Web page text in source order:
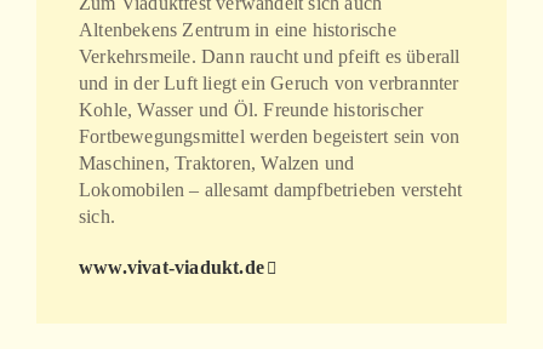
Altenbekens Zentrum in eine historische
Verkehrsmeile. Dann raucht und pfeift es überall
und in der Luft liegt ein Geruch von verbrannter
Kohle, Wasser und Öl. Freunde historischer
Fortbewegungsmittel werden begeistert sein von
Maschinen, Traktoren, Walzen und
Lokomobilen – allesamt dampfbetrieben versteht
sich.
www.vivat-viadukt.de